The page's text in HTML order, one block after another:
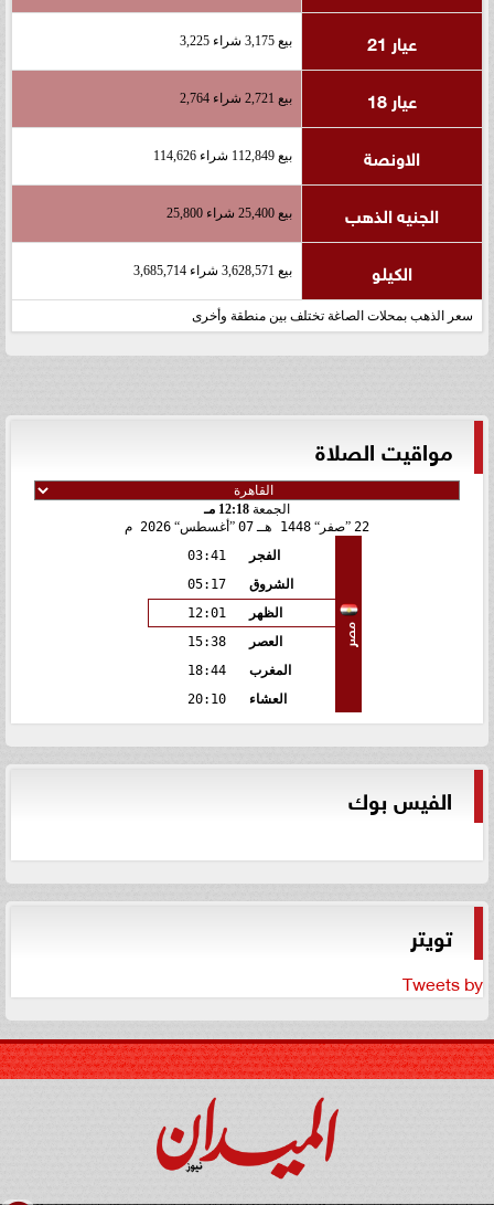
عيار 21 بيع 3,175 شراء 3,225
عيار 18 بيع 2,721 شراء 2,764
الاونصة بيع 112,849 شراء 114,626
الجنيه الذهب بيع 25,400 شراء 25,800
الكيلو بيع 3,628,571 شراء 3,685,714
سعر الذهب بمحلات الصاغة تختلف بين منطقة وأخرى
مواقيت الصلاة
الجمعة 12:18 مـ
22 صفر 1448 هـ 07 أغسطس 2026 م
مصر
الفجر
03:41
الشروق
05:17
الظهر
12:01
العصر
15:38
المغرب
18:44
العشاء
20:10
الفيس بوك
تويتر
Tweets by